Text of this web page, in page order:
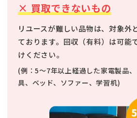
× 買取できないもの
リユースが難しい品物は、対象外
ております。 回収（有料）は可能
けください。
(例：5～7年以上経過した家電製品
具、ベッド、ソファー、学習机)